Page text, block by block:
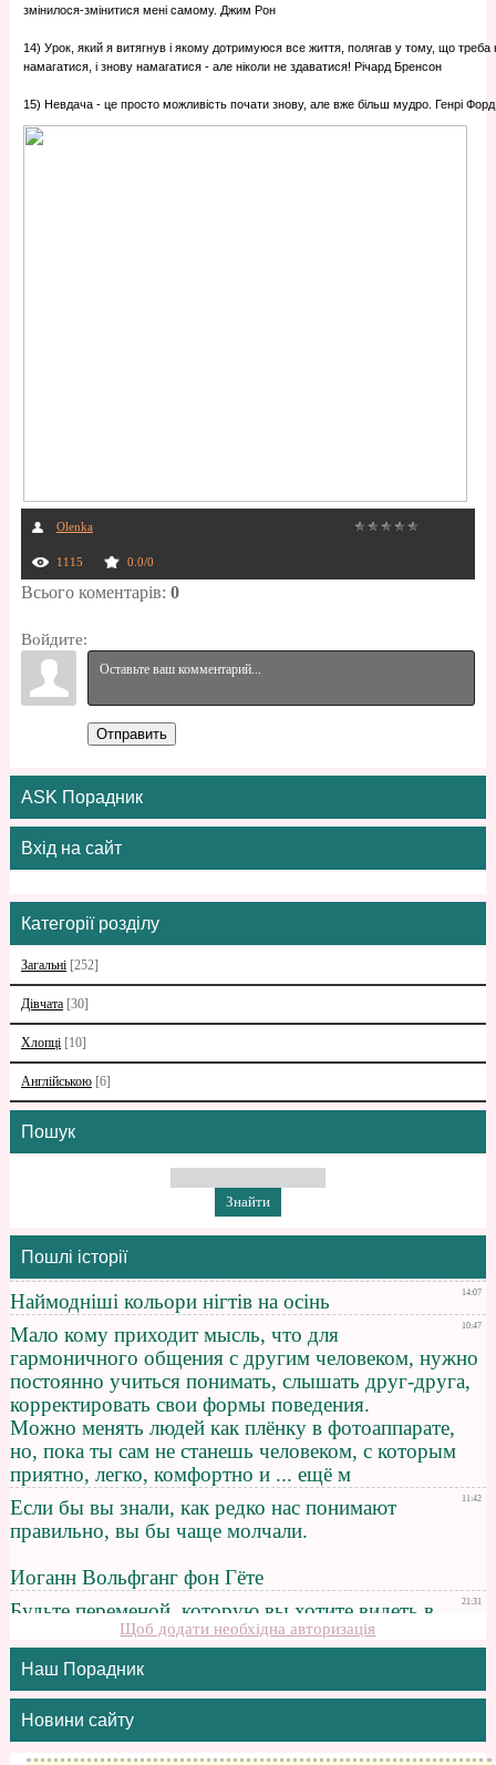
змінилося-змінитися мені самому. Джим Рон
14) Урок, який я витягнув і якому дотримуюся все життя, полягав у тому, що треба
намагатися, і знову намагатися - але ніколи не здаватися! Річард Бренсон
15) Невдача - це просто можливість почати знову, але вже більш мудро. Генрі Форд
Olenka
1115 0.0/0
Всього коментарів: 0
Войдите:
Отправить
ASK Порадник
Вхід на сайт
Категорії розділу
Загальні [252]
Дівчата [30]
Хлопці [10]
Англійською [6]
Пошук
Пошлі історії
Щоб додати необхідна авторизація
Наш Порадник
Новини сайту